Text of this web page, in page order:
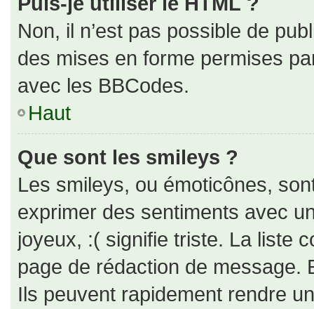
Non, il n’est pas possible de
des mises en forme permises
avec les BBCodes.
Haut
Que sont les smileys ?
Les smileys, ou émoticônes,
exprimer des sentiments avec
joyeux, :( signifie triste. La liste
page de rédaction de message.
Ils peuvent rapidement rendre